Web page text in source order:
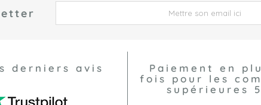
derniers avis
Paiement en
fois pour les
supérieures